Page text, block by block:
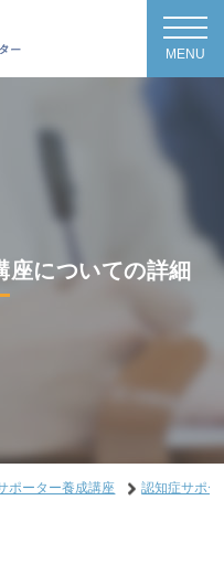
MENU
座についての詳細
ポーター養成講座 認知症サポ